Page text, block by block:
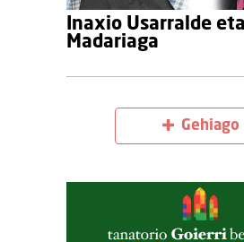
Inaxio Usarralde
Madariaga
Gehiago